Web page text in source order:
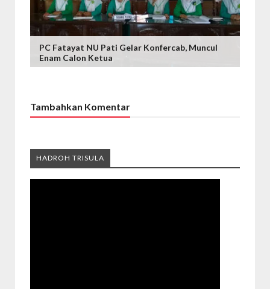
PC Fatayat NU Pati Gelar Konfercab, Muncul
Enam Calon Ketua
Tambahkan Komentar
HADROH TRISULA